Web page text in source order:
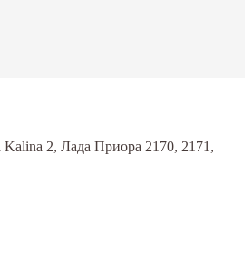
Kalina 2, Лада Приора 2170, 2171,